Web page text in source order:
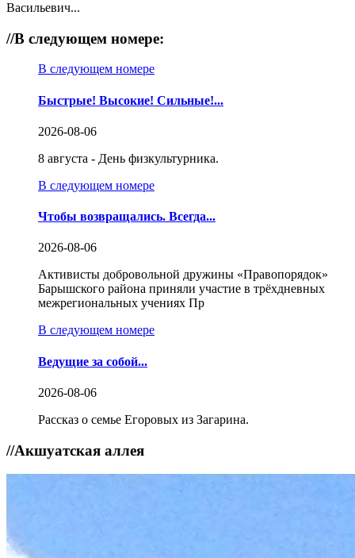
Васильевич...
//В следующем номере:
В следующем номере
Быстрые! Высокие! Сильные!...
2026-08-06
8 августа - День физкультурника.
В следующем номере
Чтобы возвращались. Всегда...
2026-08-06
Активисты добровольной дружины «Правопорядок»
Барышского района приняли участие в трёхдневных
межрегиональных учениях Пр
В следующем номере
Ведущие за собой...
2026-08-06
Рассказ о семье Егоровых из Загарина.
//Акшуатская аллея